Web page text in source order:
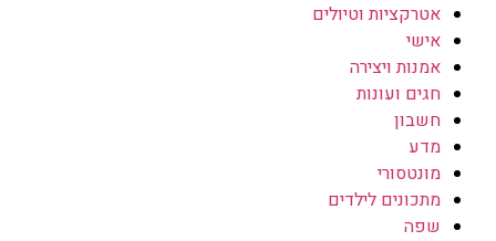
אטרקציות וטיולים
אישי
אמנות ויצירה
חגים ועונות
חשבון
מדע
מונטסורי
מתכונים לילדים
שפה